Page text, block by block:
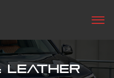
LEATHER